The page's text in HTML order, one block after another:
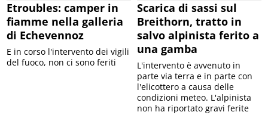
Etroubles: camper in
fiamme nella galleria
di Echevennoz
E in corso l'intervento dei vigili
del fuoco, non ci sono feriti
Scarica di sassi sul
Breithorn, tratto in
salvo alpinista ferito a
una gamba
L'intervento è avvenuto in
parte via terra e in parte con
l'elicottero a causa delle
condizioni meteo. L'alpinista
non ha riportato gravi ferite